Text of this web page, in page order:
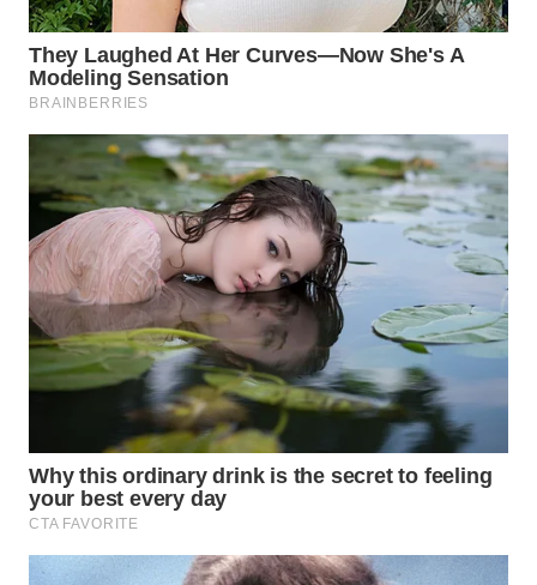
WN
SIMALUNGUN
WN
LABUHANBATU
WN
TAPANULI
TENGAH
WN DELI
SERDANG
TINGGI
WN